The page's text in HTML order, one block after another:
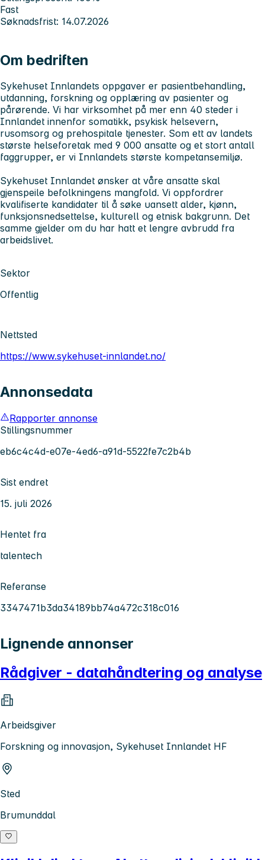
Fast
Søknadsfrist: 14.07.2026
Om bedriften
Sykehuset Innlandets oppgaver er pasientbehandling,
utdanning, forskning og opplæring av pasienter og
pårørende. Vi har virksomhet på mer enn 40 steder i
Innlandet innenfor somatikk, psykisk helsevern,
rusomsorg og prehospitale tjenester. Som ett av landets
største helseforetak med 9 000 ansatte og et stort antall
faggrupper, er vi Innlandets største kompetansemiljø.
Sykehuset Innlandet ønsker at våre ansatte skal
gjenspeile befolkningens mangfold. Vi oppfordrer
kvalifiserte kandidater til å søke uansett alder, kjønn,
funksjonsnedsettelse, kulturell og etnisk bakgrunn. Det
samme gjelder om du har hatt et lengre avbrudd fra
arbeidslivet.
Sektor
Offentlig
Nettsted
https://www.sykehuset-innlandet.no/
Annonsedata
Rapporter annonse
Stillingsnummer
eb6c4c4d-e07e-4ed6-a91d-5522fe7c2b4b
Sist endret
15. juli 2026
Hentet fra
talentech
Referanse
3347471b3da34189bb74a472c318c016
Lignende annonser
Rådgiver - datahåndtering og analyse
Arbeidsgiver
Forskning og innovasjon, Sykehuset Innlandet HF
Sted
Brumunddal